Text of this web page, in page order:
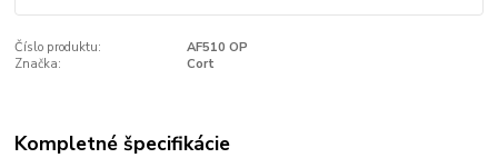
Číslo produktu:
AF510 OP
Značka:
Cort
Kompletné špecifikácie